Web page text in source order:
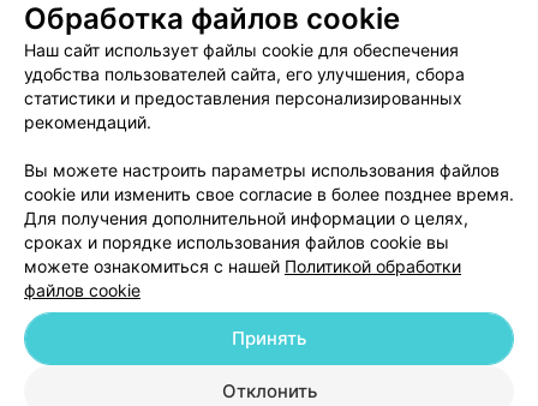
Пользовательское соглашение
Способы оплаты
Вакансии
Партнеры
Написать руководителю 103.by
Обработка персональных данных
© 2026 ООО «Артокс Лаб», УНП 191700409
| 220012, Республика Беларусь,
г. Минск, улица Толбухина, 2, пом. 16 | help@103.by
Обработка файлов cookie
Наш сайт использует файлы cookie для обеспечения
удобства пользователей сайта, его улучшения, сбора
статистики и предоставления персонализированных
рекомендаций.
Вы можете настроить параметры использования файлов
cookie или изменить свое согласие в более позднее время.
Для получения дополнительной информации о целях,
сроках и порядке использования файлов cookie вы
можете ознакомиться с нашей Политикой обработки
файлов cookie
Отклонить
Принять